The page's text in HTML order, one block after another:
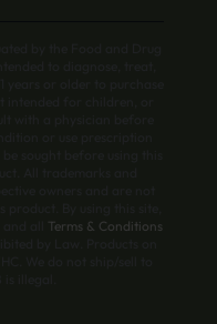
Terms & Conditions